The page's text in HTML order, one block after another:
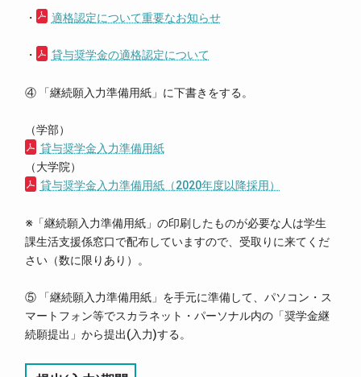
・ 適格認定について重要なお知らせ
・ 貸与奨学金の適格認定について
④ 「継続願入力準備用紙」に下書きをする。
（学部）
貸与奨学金入力準備用紙
（大学院）
貸与奨学金入力準備用紙（2020年度以降採用）
※「継続願入力準備用紙」の印刷したものが必要な人は学生
課生活支援係窓口で配布していますので、受取りに来てくだ
さい（数に限りあり）。
⑤ 「継続願入力準備用紙」を手元に準備して、パソコン・ス
マートフォン等でスカラネット・パーソナル内の「奨学金継
続願提出」から提出(入力)する。